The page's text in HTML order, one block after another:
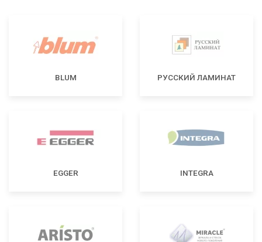
BLUM РУССКИЙ ЛАМИНАТ
EGGER INTEGRA